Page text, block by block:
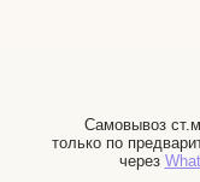
Самовывоз
только по
через